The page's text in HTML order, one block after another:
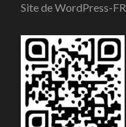
Site de WordPress-FR